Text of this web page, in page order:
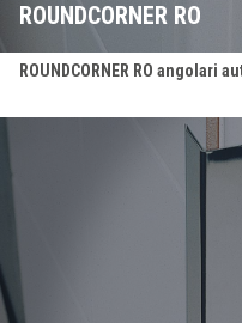
ROUNDCORNER RO
ROUNDCORNER RO angolari